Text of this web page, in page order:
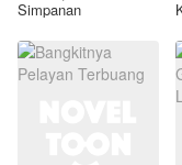
Simpanan